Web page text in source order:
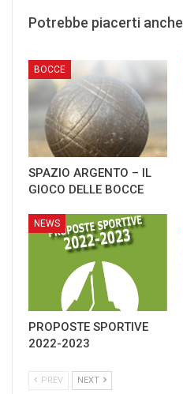
Potrebbe piacerti anche
BOCCE
SPAZIO ARGENTO – IL
GIOCO DELLE BOCCE
NEWS
PROPOSTE SPORTIVE
2022-2023
PREV NEXT